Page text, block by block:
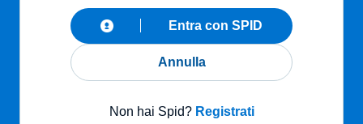
Annulla
Entra con SPID
Non hai Spid? Registrati